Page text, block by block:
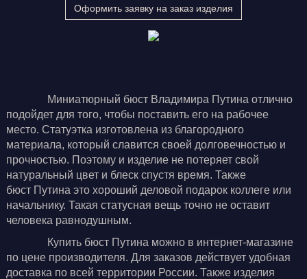
Оформить заявку на заказ изделия
Миниатюрный бюст Владимира Путина отлично
подойдет для того, чтобы поставить его на рабочее
место. Статуэтка изготовлена из благородного
материала, который славится своей долговечностью и
прочностью. Поэтому и изделие не потеряет свой
натуральный цвет и блеск спустя время. Также
бюст Путина это хороший деловой подарок коллеге или
начальнику. Такая статусная вещь точно не оставит
человека равнодушным.
Купить бюст Путина можно в интернет-магазине
по цене производителя. Для заказов действует удобная
доставка по всей территории России. Также изделия